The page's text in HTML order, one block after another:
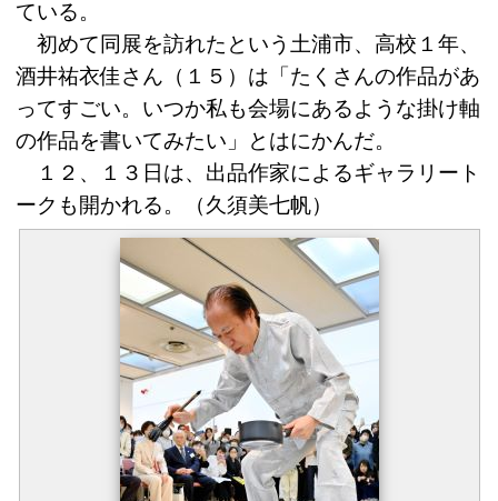
ている。
初めて同展を訪れたという土浦市、高校１年、
酒井祐衣佳さん（１５）は「たくさんの作品があ
ってすごい。いつか私も会場にあるような掛け軸
の作品を書いてみたい」とはにかんだ。
１２、１３日は、出品作家によるギャラリート
ークも開かれる。（久須美七帆）